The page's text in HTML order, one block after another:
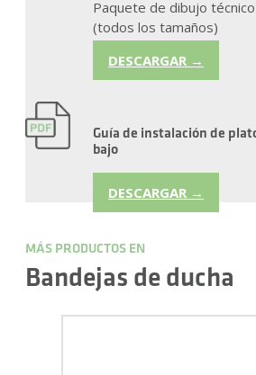
Paquete de dibujo
(todos los tamaños)
DESCARGAR →
Guía de instalación de
bajo
DESCARGAR →
MÁS PRODUCTOS EN
Bandejas de ducha